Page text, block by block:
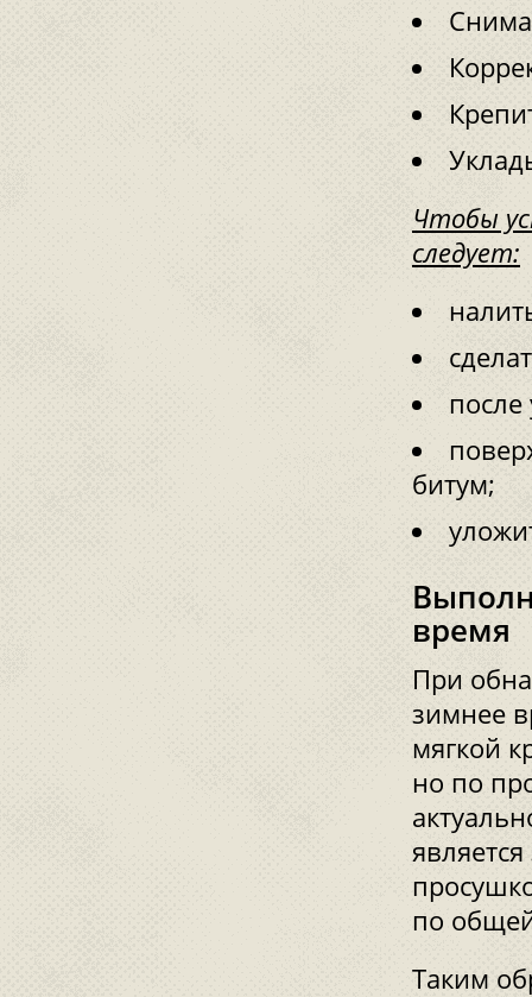
Чтобы
следует:
битум;
время
При
зимнее
мягкой
но по
по
Таким